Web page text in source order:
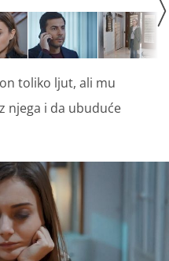
toliko ljut, ali mu
njega i da ubuduće